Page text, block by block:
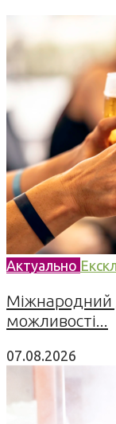
Актуально
Міжнародний
можливості...
07.08.2026